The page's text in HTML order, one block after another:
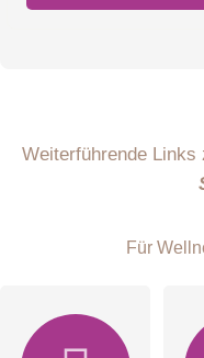
Weiterführende Links
Für